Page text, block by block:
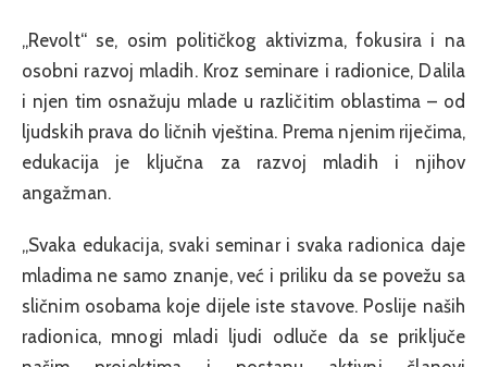
„Revolt“ se, osim političkog aktivizma, fokusira i na
osobni razvoj mladih. Kroz seminare i radionice, Dalila
i njen tim osnažuju mlade u različitim oblastima – od
ljudskih prava do ličnih vještina. Prema njenim riječima,
edukacija je ključna za razvoj mladih i njihov
angažman.
„Svaka edukacija, svaki seminar i svaka radionica daje
mladima ne samo znanje, već i priliku da se povežu sa
sličnim osobama koje dijele iste stavove. Poslije naših
radionica, mnogi mladi ljudi odluče da se priključe